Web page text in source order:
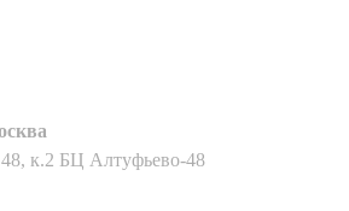
к.2 БЦ Алтуфьево-48